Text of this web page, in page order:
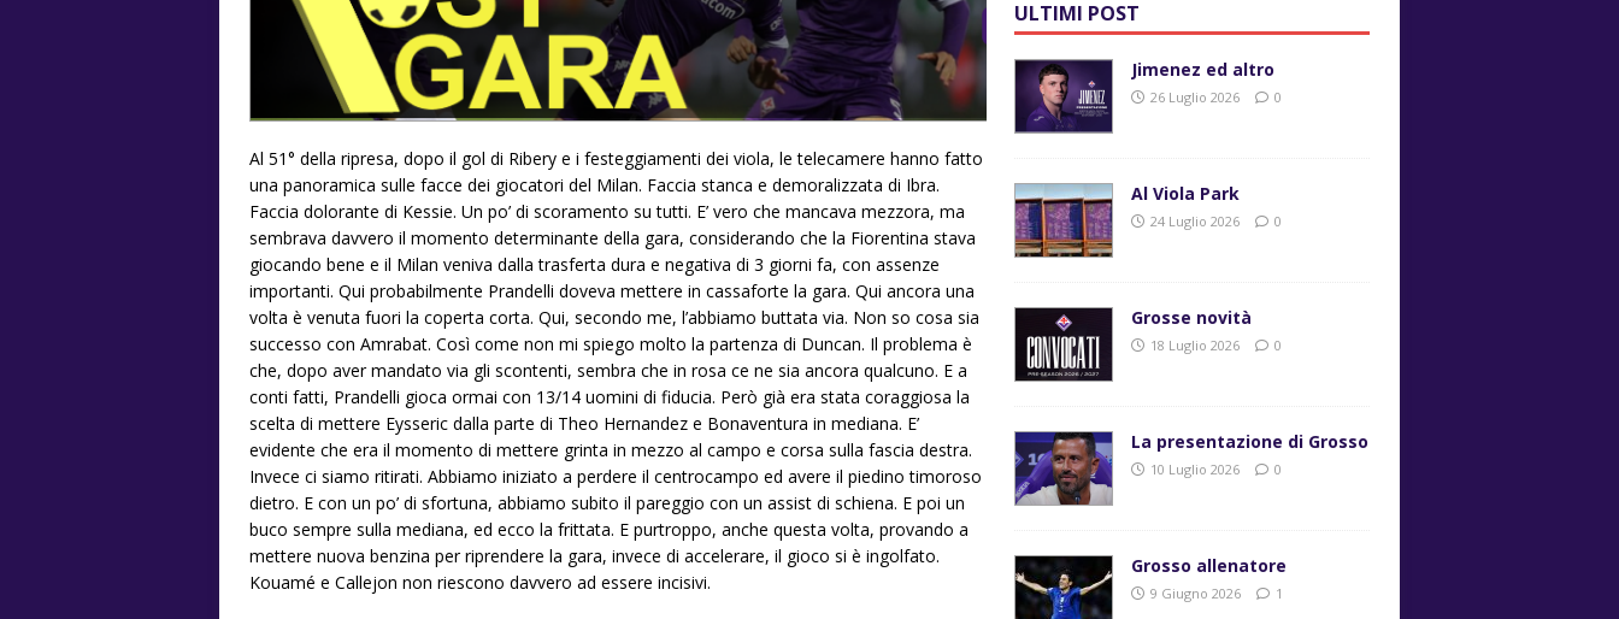
Al 51° della ripresa, dopo il gol di Ribery e i festeggiamenti dei viola, le telecamere hanno fatto
una panoramica sulle facce dei giocatori del Milan. Faccia stanca e demoralizzata di Ibra.
Faccia dolorante di Kessie. Un po’ di scoramento su tutti. E’ vero che mancava mezzora, ma
sembrava davvero il momento determinante della gara, considerando che la Fiorentina stava
giocando bene e il Milan veniva dalla trasferta dura e negativa di 3 giorni fa, con assenze
importanti. Qui probabilmente Prandelli doveva mettere in cassaforte la gara. Qui ancora una
volta è venuta fuori la coperta corta. Qui, secondo me, l’abbiamo buttata via. Non so cosa sia
successo con Amrabat. Così come non mi spiego molto la partenza di Duncan. Il problema è
che, dopo aver mandato via gli scontenti, sembra che in rosa ce ne sia ancora qualcuno. E a
conti fatti, Prandelli gioca ormai con 13/14 uomini di fiducia. Però già era stata coraggiosa la
scelta di mettere Eysseric dalla parte di Theo Hernandez e Bonaventura in mediana. E’
evidente che era il momento di mettere grinta in mezzo al campo e corsa sulla fascia destra.
Invece ci siamo ritirati. Abbiamo iniziato a perdere il centrocampo ed avere il piedino timoroso
dietro. E con un po’ di sfortuna, abbiamo subito il pareggio con un assist di schiena. E poi un
buco sempre sulla mediana, ed ecco la frittata. E purtroppo, anche questa volta, provando a
mettere nuova benzina per riprendere la gara, invece di accelerare, il gioco si è ingolfato.
Kouamé e Callejon non riescono davvero ad essere incisivi.
ULTIMI POST
Jimenez ed altro
26 Luglio 2026 0
Al Viola Park
24 Luglio 2026 0
Grosse novità
18 Luglio 2026 0
La presentazione di Grosso
10 Luglio 2026 0
Grosso allenatore
9 Giugno 2026 1